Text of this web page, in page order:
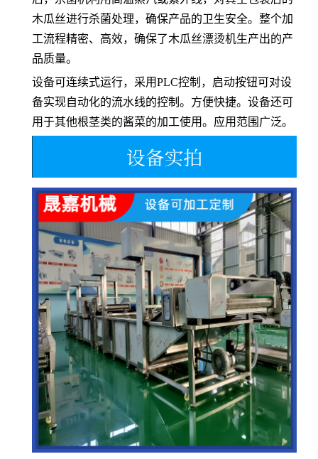
木瓜丝进行杀菌处理，确保产品的卫生安全。整个加
工流程精密、高效，确保了木瓜丝漂烫机生产出的产
品质量。
设备可连续式运行，采用PLC控制，启动按钮可对设
备实现自动化的流水线的控制。方便快捷。设备还可
用于其他根茎类的酱菜的加工使用。应用范围广泛。